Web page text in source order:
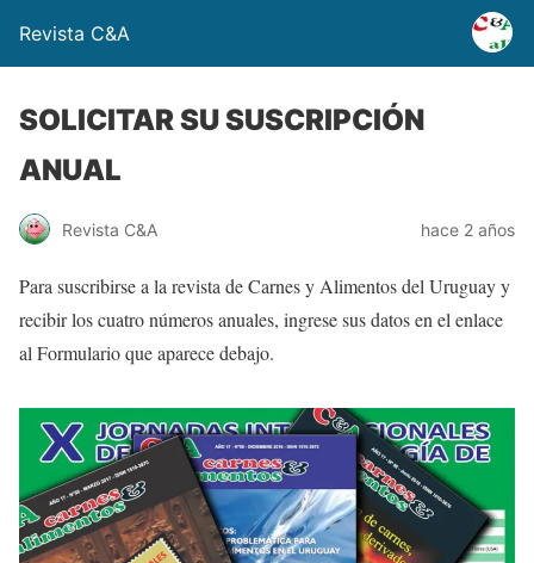
Revista C&A
SOLICITAR SU SUSCRIPCIÓN
ANUAL
Revista C&A hace 2 años
Para suscribirse a la revista de Carnes y Alimentos del Uruguay y
recibir los cuatro números anuales, ingrese sus datos en el enlace
al Formulario que aparece debajo.